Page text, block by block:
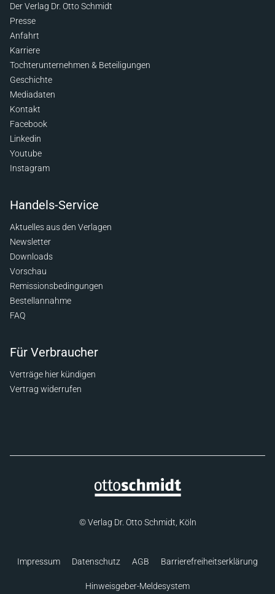
Der Verlag Dr. Otto Schmidt
Presse
Anfahrt
Karriere
Tochterunternehmen & Beteiligungen
Geschichte
Mediadaten
Kontakt
Facebook
Linkedin
Youtube
Instagram
Handels-Service
Aktuelles aus den Verlagen
Newsletter
Downloads
Vorschau
Remissionsbedingungen
Bestellannahme
FAQ
Für Verbraucher
Verträge hier kündigen
Vertrag widerrufen
© Verlag Dr. Otto Schmidt, Köln
Impressum Datenschutz AGB Barrierefreiheitserklärung
Hinweisgeber-Meldesystem